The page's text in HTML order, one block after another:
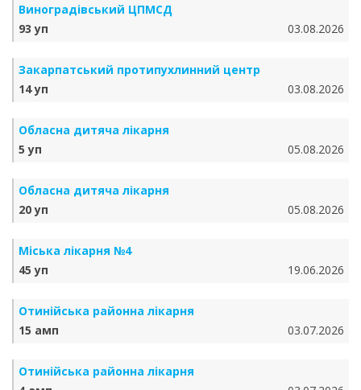
Виноградівський ЦПМСД
93 уп
03.08.2026
Закарпатський протипухлинний центр
14 уп
03.08.2026
Обласна дитяча лікарня
5 уп
05.08.2026
Обласна дитяча лікарня
20 уп
05.08.2026
Міська лікарня №4
45 уп
19.06.2026
Отинійська районна лікарня
15 амп
03.07.2026
Отинійська районна лікарня